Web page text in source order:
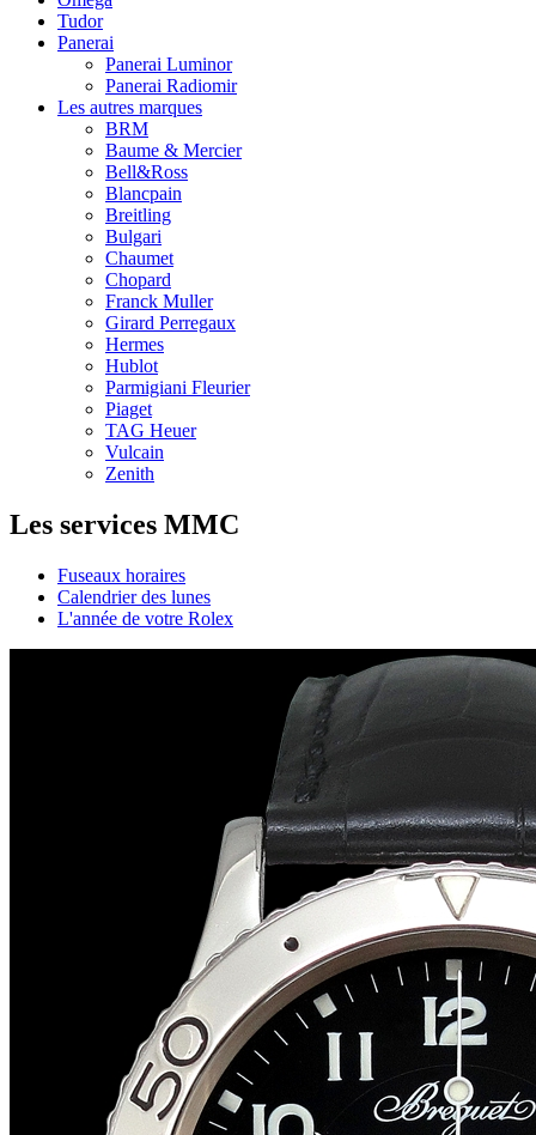
Tudor
Panerai
Panerai Luminor
Panerai Radiomir
Les autres marques
BRM
Baume & Mercier
Bell&Ross
Blancpain
Breitling
Bulgari
Chaumet
Chopard
Franck Muller
Girard Perregaux
Hermes
Hublot
Parmigiani Fleurier
Piaget
TAG Heuer
Vulcain
Zenith
Les services MMC
Fuseaux horaires
Calendrier des lunes
L'année de votre Rolex